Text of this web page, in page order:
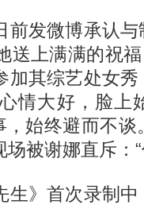
发微博承认与
送上满满的祝
加其综艺处女
情大好，脸上
，始终避而不
被谢娜直斥：
》首次录制中